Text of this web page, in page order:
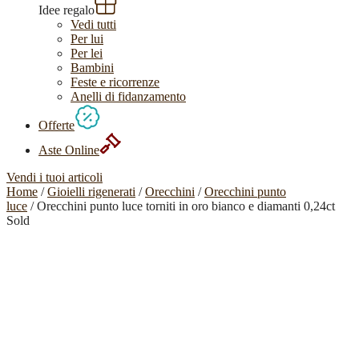
Idee regalo
Vedi tutti
Per lui
Per lei
Bambini
Feste e ricorrenze
Anelli di fidanzamento
Offerte
Aste Online
Vendi i tuoi articoli
Home /Gioielli rigenerati /Orecchini /Orecchini punto
luce / Orecchini punto luce torniti in oro bianco e diamanti 0,24ct
Sold